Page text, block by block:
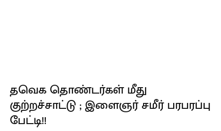
தவெக தொண்டர்கள் மீது
குற்றச்சாட்டு ; இளைஞர் சமீர் பரபரப்பு
பேட்டி!!